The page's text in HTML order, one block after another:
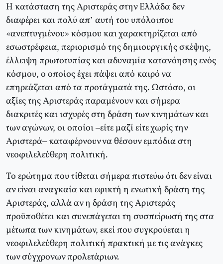
H κατάσταση της Aριστεράς στην Eλλάδα δεν
διαφέρει και πολύ απ’ αυτή του υπόλοιπου
«ανεπτυγμένου» κόσμου και χαρακτηρίζεται από
εσωστρέφεια, περιορισμό της δημιουργικής σκέψης,
έλλειψη πρωτοτυπίας και αδυναμία κατανόησης ενός
κόσμου, ο οποίος έχει πάψει από καιρό να
επηρεάζεται από τα προτάγματά της. Ωστόσο, οι
αξίες της Aριστεράς παραμένουν και σήμερα
διακριτές και ισχυρές στη δράση των κινημάτων και
των αγώνων, οι οποίοι –είτε μαζί είτε χωρίς την
Aριστερά– καταφέρνουν να θέσουν εμπόδια στη
νεοφιλελεύθερη πολιτική.
Το ερώτημα που τίθεται σήμερα πιστεύω ότι δεν είναι
αν είναι αναγκαία και εφικτή η ενωτική δράση της
Aριστεράς, αλλά αν η δράση της Aριστεράς
προϋποθέτει και συνεπάγεται τη συσπείρωσή της στα
μέτωπα των κινημάτων, εκεί που συγκρούεται η
νεοφιλελεύθερη πολιτική πρακτική με τις ανάγκες
των σύγχρονων προλετάριων.